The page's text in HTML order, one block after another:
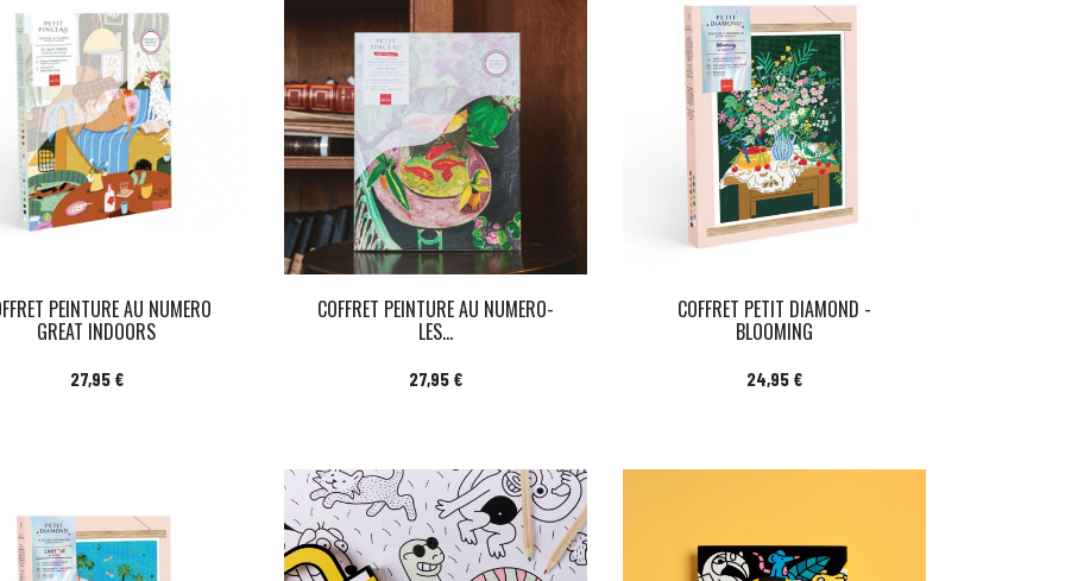
PEINTURE AU NUMERO
GREAT INDOORS
Prix
27,95 €
COFFRET PEINTURE AU NUMERO-
LES...
Prix
27,95 €
COFFRET PETIT DIAMOND -
BLOOMING
Prix
24,95 €